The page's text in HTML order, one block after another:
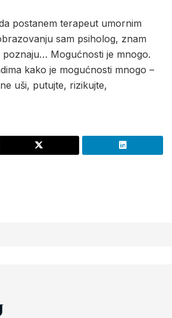
postanem terapeut umornim
sam psiholog, znam
poznaju… Mogućnosti je mnogo.
kako je mogućnosti mnogo –
uši, putujte, rizikujte,